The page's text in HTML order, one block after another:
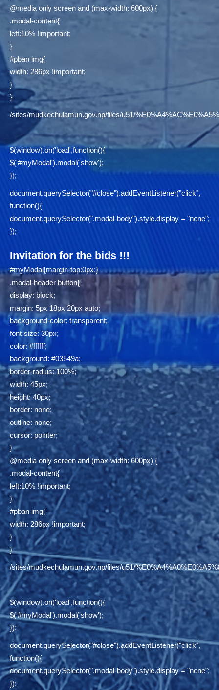
@media only screen and (max-width: 600px) {
.modal-content{
left:10% !important;
}
#pban img{
width: 286px !important;
}
}
/sites/mudkechulamun.gov.np/files/u51/
$(window).on('load',function(){
$('#myModal').modal('show');
});
document.querySelector("#close").addEventListener("click",
function(){
document.querySelector(".modal-body").style.display = "none";
});
Invitation for the bids !!!
#myModal{margin-top:0px;}
.modal-header button{
display: block;
margin: 5px 18px 20px auto;
background-color: transparent;
font-size: 30px;
color: #ffffff;
background: #03549a;
border-radius: 100%;
width: 45px;
height: 40px;
border: none;
outline: none;
cursor: pointer;
}
@media only screen and (max-width: 600px) {
.modal-content{
left:10% !important;
}
#pban img{
width: 286px !important;
}
}
/sites/mudkechulamun.gov.np/files/u51/
$(window).on('load',function(){
$('#myModal').modal('show');
});
document.querySelector("#close").addEventListener("click",
function(){
document.querySelector(".modal-body").style.display = "none";
});